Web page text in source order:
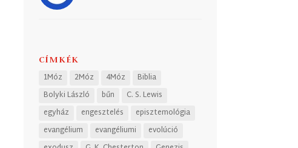
CÍMKÉK
1Móz 2Móz 4Móz
Biblia
Bolyki László
bűn
C. S. Lewis
egyház
engesztelés
episztemológia
evangélium
evangéliumi
evolúció